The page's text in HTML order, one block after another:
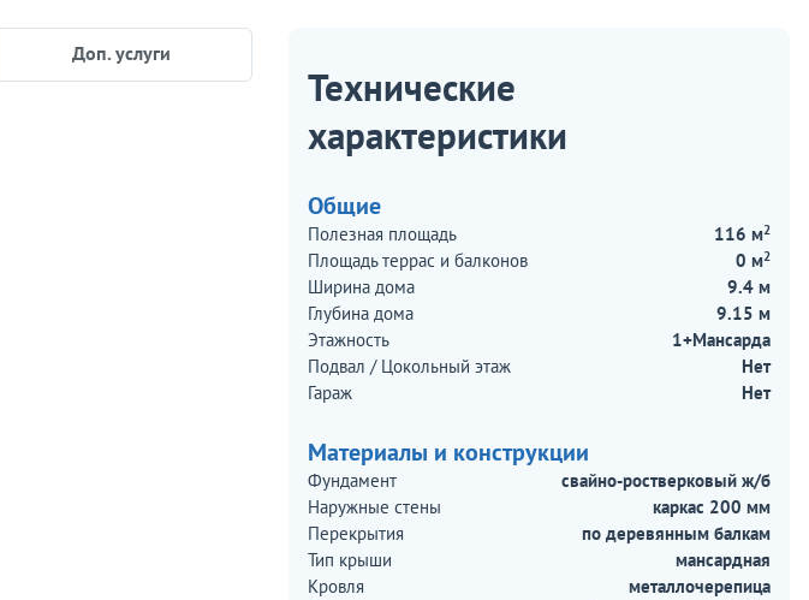
Доп. услуги
Технические
характеристики
Общие
Полезная площадь 116 м2
Площадь террас и балконов 0 м2
Ширина дома
9.4 м
Глубина дома
9.15 м
Этажность
1+Мансарда
Подвал / Цокольный этаж
Нет
Гараж
Нет
Материалы и конструкции
Фундамент
свайно-ростверковый ж/б
Наружные стены
каркас 200 мм
Перекрытия
по деревянным балкам
Тип крыши
мансардная
Кровля
металлочерепица